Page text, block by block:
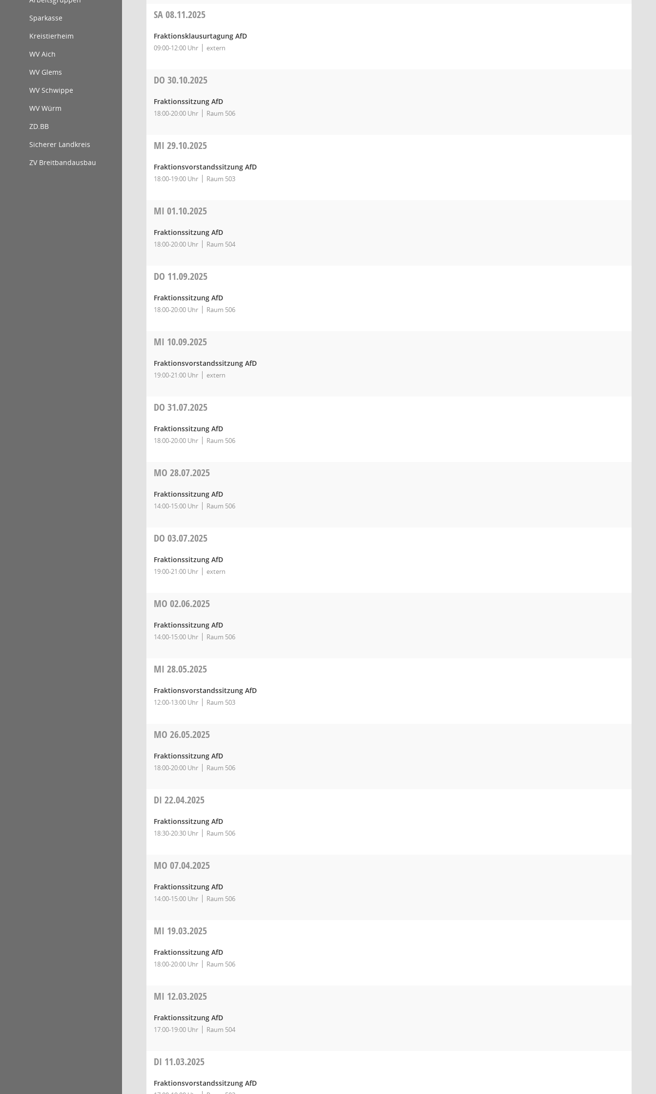
Sparkasse
Kreistierheim
WV Aich
WV Glems
WV Schwippe
WV Würm
ZD.BB
Sicherer Landkreis
ZV Breitbandausbau
SA08.11.2025
Fraktionsklausurtagung AfD
09:00-12:00 Uhr extern
DO 30.10.2025
Fraktionssitzung AfD
18:00-20:00 Uhr Raum 506
MI 29.10.2025
Fraktionsvorstandssitzung AfD
18:00-19:00 Uhr Raum 503
MI 01.10.2025
Fraktionssitzung AfD
18:00-20:00 Uhr Raum 504
DO 11.09.2025
Fraktionssitzung AfD
18:00-20:00 Uhr Raum 506
MI 10.09.2025
Fraktionsvorstandssitzung AfD
19:00-21:00 Uhr extern
DO 31.07.2025
Fraktionssitzung AfD
18:00-20:00 Uhr Raum 506
MO 28.07.2025
Fraktionssitzung AfD
14:00-15:00 Uhr Raum 506
DO 03.07.2025
Fraktionssitzung AfD
19:00-21:00 Uhr extern
MO 02.06.2025
Fraktionssitzung AfD
14:00-15:00 Uhr Raum 506
MI 28.05.2025
Fraktionsvorstandssitzung AfD
12:00-13:00 Uhr Raum 503
MO 26.05.2025
Fraktionssitzung AfD
18:00-20:00 Uhr Raum 506
DI 22.04.2025
Fraktionssitzung AfD
18:30-20:30 Uhr Raum 506
MO 07.04.2025
Fraktionssitzung AfD
14:00-15:00 Uhr Raum 506
MI 19.03.2025
Fraktionssitzung AfD
18:00-20:00 Uhr Raum 506
MI 12.03.2025
Fraktionssitzung AfD
17:00-19:00 Uhr Raum 504
DI 11.03.2025
Fraktionsvorstandssitzung AfD